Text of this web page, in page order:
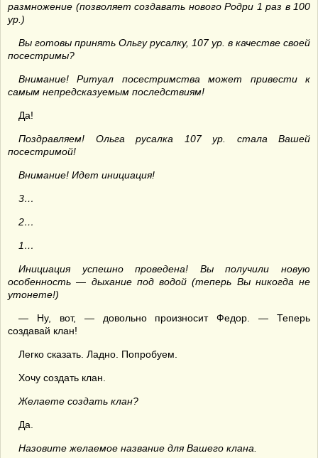
размножение (позволяет создавать нового Родри 1 раз в 100
ур.)
Вы готовы принять Ольгу русалку, 107 ур. в качестве своей
посестримы?
Внимание! Ритуал посестримства может привести к
самым непредсказуемым последствиям!
Да!
Поздравляем! Ольга русалка 107 ур. стала Вашей
посестримой!
Внимание! Идет инициация!
3…
2…
1…
Инициация успешно проведена! Вы получили новую
особенность — дыхание под водой (теперь Вы никогда не
утонете!)
— Ну, вот, — довольно произносит Федор. — Теперь
создавай клан!
Легко сказать. Ладно. Попробуем.
Хочу создать клан.
Желаете создать клан?
Да.
Назовите желаемое название для Вашего клана.